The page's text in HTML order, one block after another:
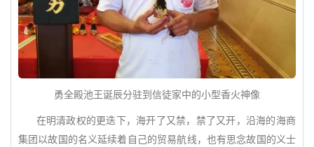
勇全殿池王诞辰分驻到信徒家中的小型香火神像
在明清政权的更迭下，海开了又禁，禁了又开，沿海的海商
集团以故国的名义延续着自己的贸易航线，也有思念故国的义士